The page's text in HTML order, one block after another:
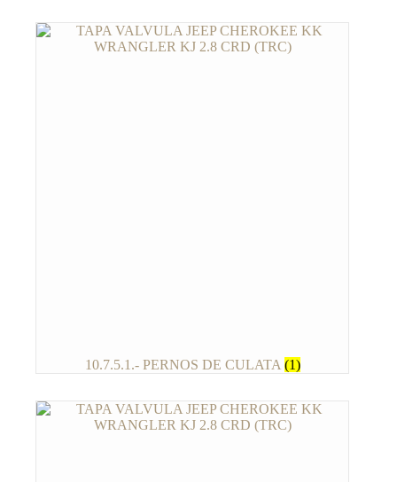
10.7.5.1.- PERNOS DE CULATA (1)